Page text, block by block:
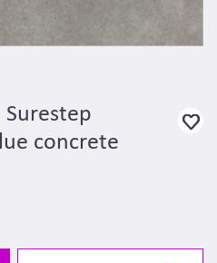
concrete